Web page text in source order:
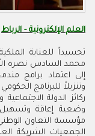
العلم الإلكترونية - الرباط
تجسيداً للعناية
محمد السادس نصره
إلى اعتماد برامج
ركائز الدولة
وضعية إعاقة وتسهيل
مؤسسة التعاون
الجمعيات الشريكة